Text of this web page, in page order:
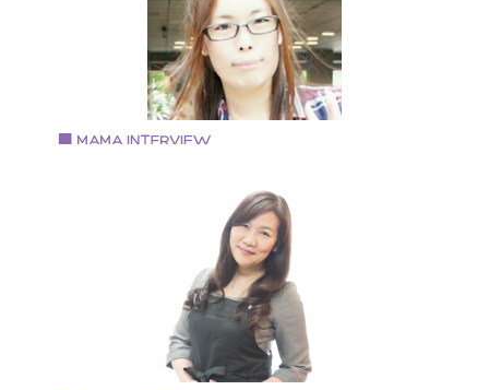
てアパレル業界へ 百貨店などで婦人服の販売を行う そ
後縁あってブライダル業界に転職 併設するカフェの責
者を兼任しつつ、結婚式やイベントのコーディネータ
として勤務 出産後も再びブライダル関連の仕事に携わ
も現在は退職し、2014年秋より「And you ?」を立ち上
げ作家活動を開始 小学2年生の息子と主人の3人家族
キャンドルアーティスト
1981年大阪府東大阪市生まれ 日本キャンドル協会認定
ャンドルアーティスト